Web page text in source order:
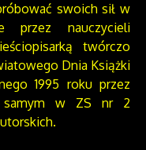
swoich sił w
przez nauczycieli
twórczo
Dnia Książki
1995 roku przez
samym w ZS nr 2